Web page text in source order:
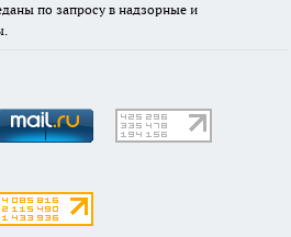
по запросу в надзорные и